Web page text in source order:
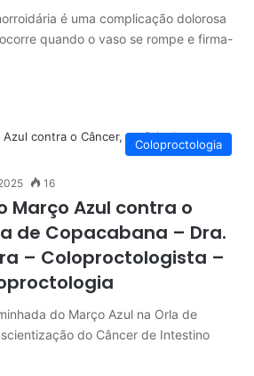
é uma complicação dolorosa
quando o vaso se rompe e firma-
Coloproctologia
16
Março Azul contra o
de Copacabana – Dra.
– Coloproctologista –
do Março Azul na Orla de
do Câncer de Intestino